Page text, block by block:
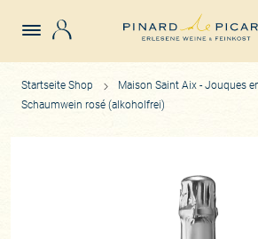
Startseite Shop Maison Saint Aix - Jouques
Schaumwein rosé (alkoholfrei)